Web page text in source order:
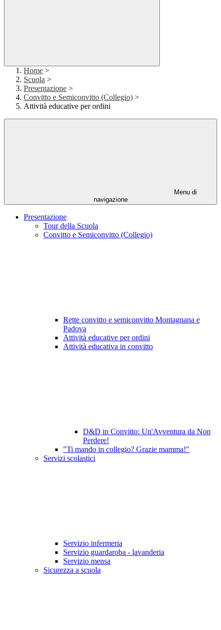
Home >
Scuola >
Presentazione >
Convitto e Semiconvitto (Collegio) >
Attività educative per ordini
Menu di
navigazione
Presentazione
Tour della Scuola
Convitto e Semiconvitto (Collegio)
Rette convitto e semiconvitto Montagnana e
Padova
Attività educative per ordini
Attività educativa in convitto
D&D in Convitto: Un'Avventura da Non
Perdere!
"Ti mando in collegio? Grazie mamma!"
Servizi scolastici
Servizio infermeria
Servizio guardaroba - lavanderia
Servizio mensa
Sicurezza a scuola